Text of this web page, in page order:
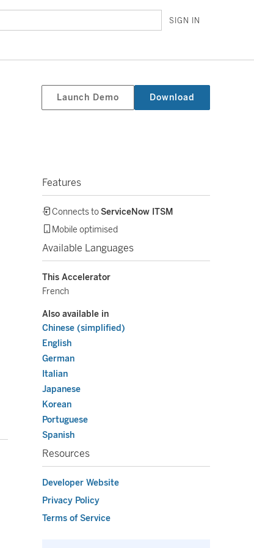
SIGN IN
Launch Demo Download
Features
Connects toServiceNow ITSM
Mobile optimised
Available Languages
This Accelerator
French
Also available in
Chinese (simplified)
English
German
Italian
Japanese
Korean
Portuguese
Spanish
Resources
Developer Website
Privacy Policy
Terms of Service